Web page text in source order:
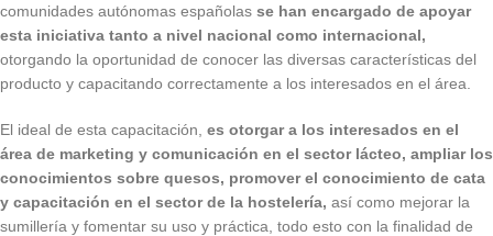
comunidades autónomas españolas se han encargado de apoyar
esta iniciativa tanto a nivel nacional como internacional,
otorgando la oportunidad de conocer las diversas características del
producto y capacitando correctamente a los interesados en el área.
El ideal de esta capacitación, es otorgar a los interesados en el
área de marketing y comunicación en el sector lácteo, ampliar los
conocimientos sobre quesos, promover el conocimiento de cata
y capacitación en el sector de la hostelería, así como mejorar la
sumillería y fomentar su uso y práctica, todo esto con la finalidad de